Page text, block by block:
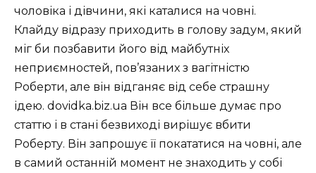
чоловіка і дівчини, які каталися на човні.
Клайду відразу приходить в голову задум, який
міг би позбавити його від майбутніх
неприємностей, пов’язаних з вагітністю
Роберти, але він відганяє від себе страшну
ідею. dovidka.biz.ua Він все більше думає про
статтю і в стані безвиході вирішує вбити
Роберту. Він запрошує її покататися на човні, але
в самий останній момент не знаходить у собі